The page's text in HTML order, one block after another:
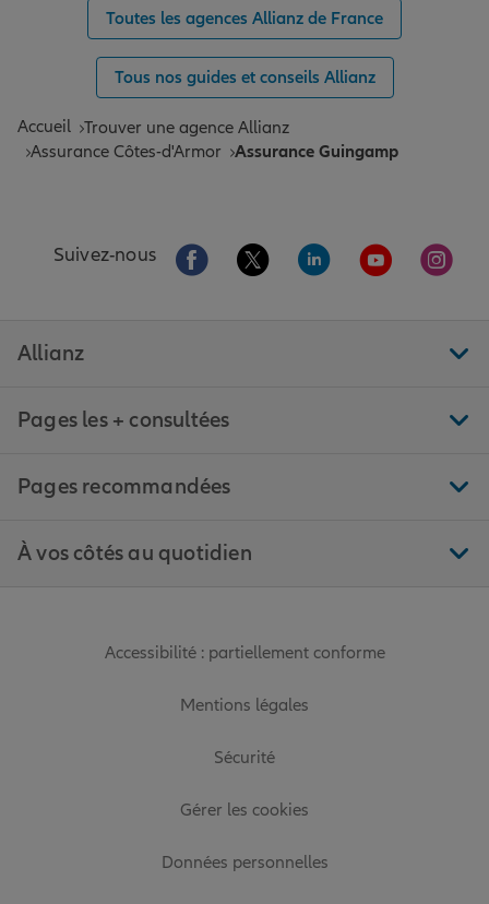
Toutes les agences Allianz de France
Tous nos guides et conseils Allianz
Accueil Trouver une agence Allianz
Assurance Côtes-d'Armor
Assurance Guingamp
Suivez-nous Aller sur la page Facebook de Allianz
Aller sur la page Twitter de
Aller sur la page
Aller sur la
Aller
Allianz
Pages les + consultées
Pages recommandées
À vos côtés au quotidien
Accessibilité : partiellement conforme
Mentions légales
Sécurité
Gérer les cookies
Données personnelles